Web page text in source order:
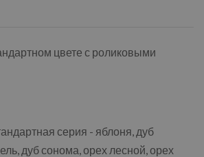
цвете с роликовыми
серия - яблоня, дуб
дуб сонома, орех лесной, орех